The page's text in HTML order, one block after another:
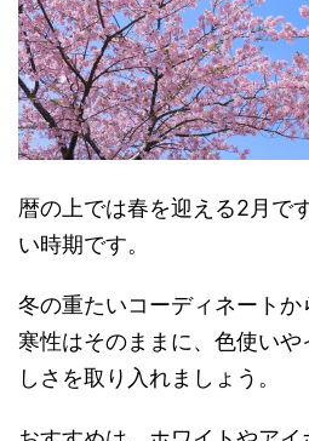
暦の上では春を迎える2月で
い時期です。
冬の重たいコーディネート
寒性はそのままに、色使い
しさを取り入れましょう。